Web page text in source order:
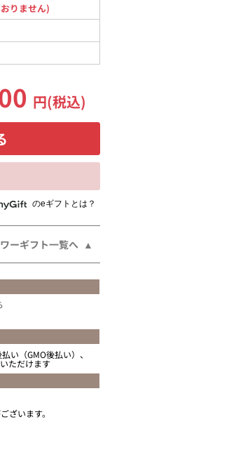
りません)
円(税込)
贈るのeギフトとは？
ーギフト一覧へ
い（GMO後払い）、
ただけます
ざいます。